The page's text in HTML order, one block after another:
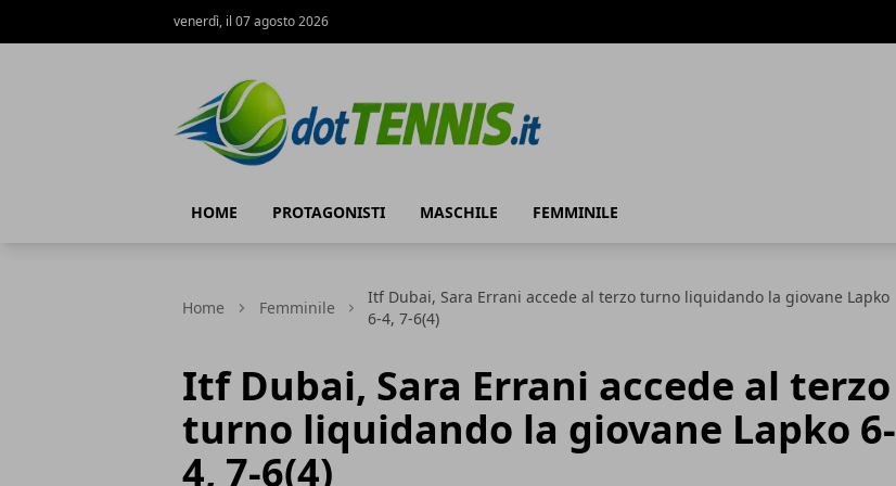
venerdì, il 07 agosto 2026
HOME PROTAGONISTI MASCHILE FEMMINILE
Home Femminile
Itf Dubai, Sara Errani accede al terzo turno liquidando la giovane Lapko
6-4, 7-6(4)
Itf Dubai, Sara Errani accede al terzo
turno liquidando la giovane Lapko 6-
4, 7-6(4)